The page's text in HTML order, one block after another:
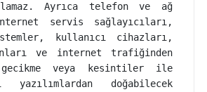
Ayrıca telefon ve ağ
servis sağlayıcıları,
kullanıcı cihazları,
ve internet trafiğinden
gecikme veya kesintiler ile
yazılımlardan doğabilecek